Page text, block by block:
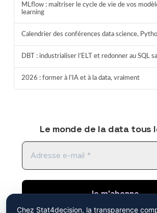
MLflow : maîtriser le cycle de vie de vos
learning
Calendrier des conférences data science,
DBT : industrialiser l’ELT et redonner au SQL
2026 : former à l’IA et à la data, vraiment
Le monde de la data tous
Chez Stat4decision, la transparence